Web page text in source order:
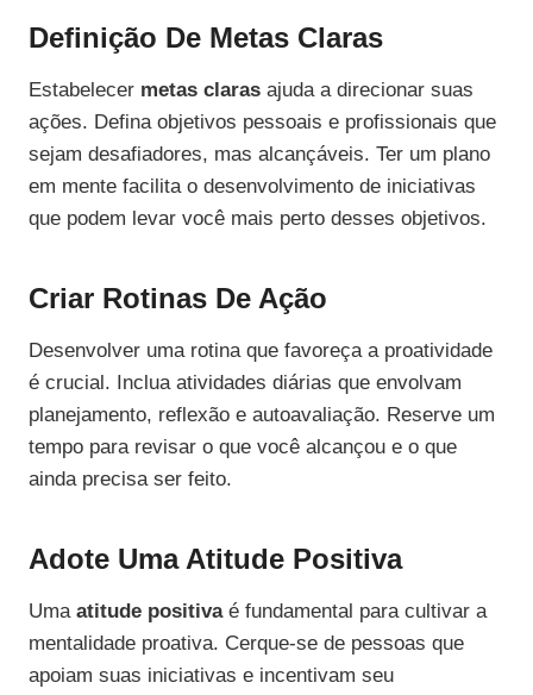
Definição De Metas Claras
Estabelecer metas claras ajuda a direcionar suas
ações. Defina objetivos pessoais e profissionais que
sejam desafiadores, mas alcançáveis. Ter um plano
em mente facilita o desenvolvimento de iniciativas
que podem levar você mais perto desses objetivos.
Criar Rotinas De Ação
Desenvolver uma rotina que favoreça a proatividade
é crucial. Inclua atividades diárias que envolvam
planejamento, reflexão e autoavaliação. Reserve um
tempo para revisar o que você alcançou e o que
ainda precisa ser feito.
Adote Uma Atitude Positiva
Uma atitude positivaé fundamental para cultivar a
mentalidade proativa. Cerque-se de pessoas que
apoiam suas iniciativas e incentivam seu